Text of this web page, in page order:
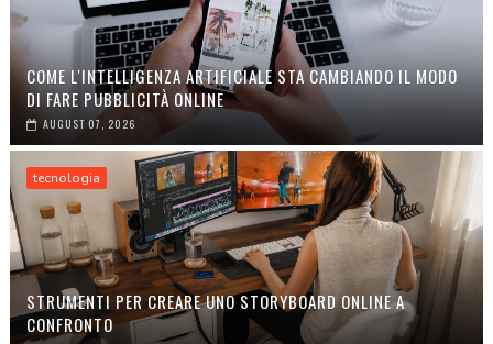
COME L'INTELLIGENZA ARTIFICIALE STA CAMBIANDO IL MODO
DI FARE PUBBLICITÀ ONLINE
AUGUST 07, 2026
tecnologia
STRUMENTI PER CREARE UNO STORYBOARD ONLINE A
CONFRONTO